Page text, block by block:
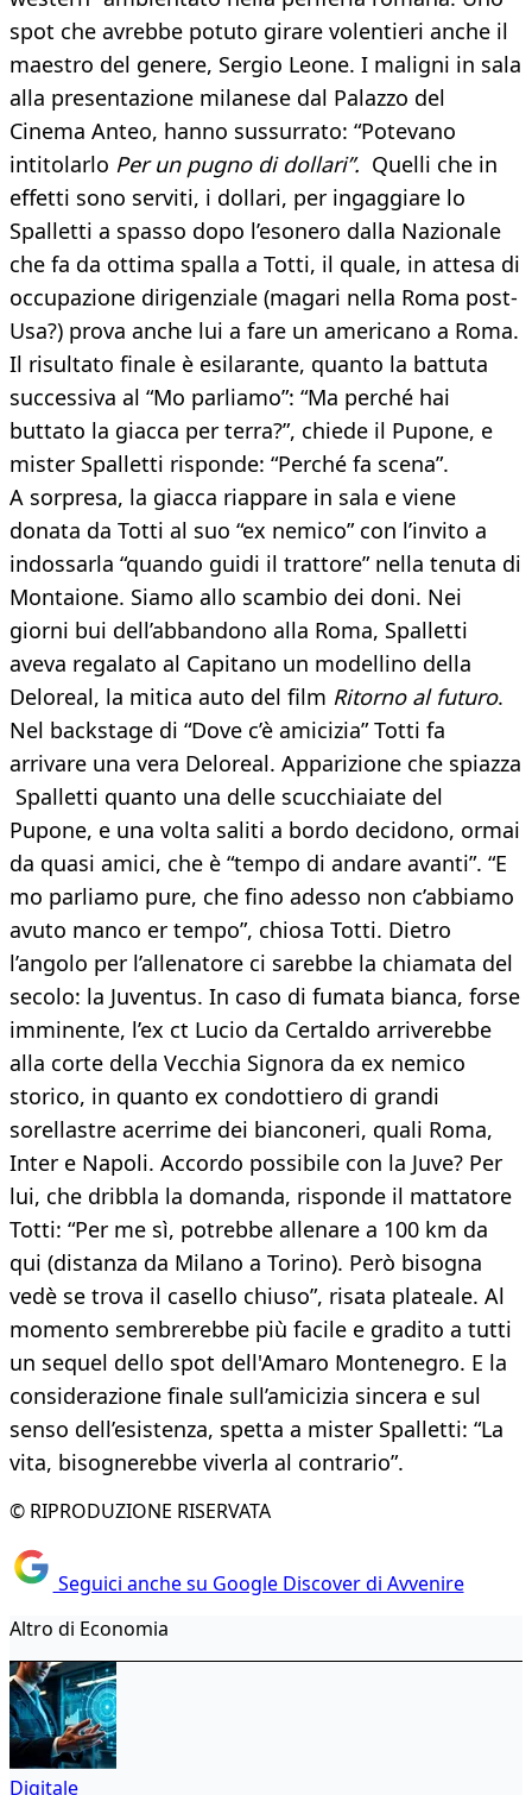
spot che avrebbe potuto girare volentieri anche il
maestro del genere, Sergio Leone. I maligni in sala
alla presentazione milanese dal Palazzo del
Cinema Anteo, hanno sussurrato: “Potevano
intitolarlo Per un pugno di dollari”. Quelli che in
effetti sono serviti, i dollari, per ingaggiare lo
Spalletti a spasso dopo l’esonero dalla Nazionale
che fa da ottima spalla a Totti, il quale, in attesa di
occupazione dirigenziale (magari nella Roma post-
Usa?) prova anche lui a fare un americano a Roma.
Il risultato finale è esilarante, quanto la battuta
successiva al “Mo parliamo”: “Ma perché hai
buttato la giacca per terra?”, chiede il Pupone, e
mister Spalletti risponde: “Perché fa scena”.
A sorpresa, la giacca riappare in sala e viene
donata da Totti al suo “ex nemico” con l’invito a
indossarla “quando guidi il trattore” nella tenuta di
Montaione. Siamo allo scambio dei doni. Nei
giorni bui dell’abbandono alla Roma, Spalletti
aveva regalato al Capitano un modellino della
Deloreal, la mitica auto del film Ritorno al futuro.
Nel backstage di “Dove c’è amicizia” Totti fa
arrivare una vera Deloreal. Apparizione che spiazza
Spalletti quanto una delle scucchiaiate del
Pupone, e una volta saliti a bordo decidono, ormai
da quasi amici, che è “tempo di andare avanti”. “E
mo parliamo pure, che fino adesso non c’abbiamo
avuto manco er tempo”, chiosa Totti. Dietro
l’angolo per l’allenatore ci sarebbe la chiamata del
secolo: la Juventus. In caso di fumata bianca, forse
imminente, l’ex ct Lucio da Certaldo arriverebbe
alla corte della Vecchia Signora da ex nemico
storico, in quanto ex condottiero di grandi
sorellastre acerrime dei bianconeri, quali Roma,
Inter e Napoli. Accordo possibile con la Juve? Per
lui, che dribbla la domanda, risponde il mattatore
Totti: “Per me sì, potrebbe allenare a 100 km da
qui (distanza da Milano a Torino). Però bisogna
vedè se trova il casello chiuso”, risata plateale. Al
momento sembrerebbe più facile e gradito a tutti
un sequel dello spot dell'Amaro Montenegro. E la
considerazione finale sull’amicizia sincera e sul
senso dell’esistenza, spetta a mister Spalletti: “La
vita, bisognerebbe viverla al contrario”.
© RIPRODUZIONE RISERVATA
Seguici anche su Google Discover di Avvenire
Altro di Economia
Digitale